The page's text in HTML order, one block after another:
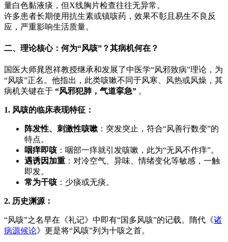
量白色黏液痰，但X线胸片检查往往无异常。
许多患者长期使用抗生素或镇咳药，效果不彰且易生不良反
应，严重影响生活质量。
二、理论核心：何为“风咳”？其病机何在？
国医大师晁恩祥教授继承和发展了中医学“风邪致病”理论，为
“风咳”正名。他指出，此类咳嗽不同于风寒、风热或风燥，其
病机关键在于 “风邪犯肺，气道挛急” ​ 。
1. 风咳的临床表现特征：
阵发性、刺激性咳嗽 ：突发突止，符合“风善行数变”的
特点。
咽痒即咳：咽部一痒就引发咳嗽，此为“无风不作痒”。
遇诱因加重 ：对冷空气、异味、情绪变化等敏感，一触
即发。
常为干咳：少痰或无痰。
2. 历史渊源：
“风咳”之名早在《礼记》中即有“国多风咳”的记载。隋代《诸
病源候论》更是将“风咳”列为十咳之首。